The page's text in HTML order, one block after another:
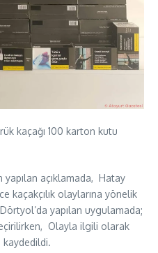
kaçağı 100 karton kutu
açıklamada, Hatay
kaçakçılık olaylarına yönelik
yapılan uygulamada;
Olayla ilgili olarak
kaydedildi.